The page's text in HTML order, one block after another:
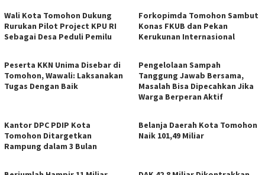
Wali Kota Tomohon Dukung
Rurukan Pilot Project KPU RI
Sebagai Desa Peduli Pemilu
Forkopimda Tomohon Sambut
Konas FKUB dan Pekan
Kerukunan Internasional
Peserta KKN Unima Disebar di
Tomohon, Wawali: Laksanakan
Tugas Dengan Baik
Pengelolaan Sampah
Tanggung Jawab Bersama,
Masalah Bisa Dipecahkan Jika
Warga Berperan Aktif
Kantor DPC PDIP Kota
Tomohon Ditargetkan
Rampung dalam 3 Bulan
Belanja Daerah Kota Tomohon
Naik 101,49 Miliar